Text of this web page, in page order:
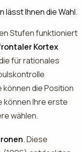
lässt Ihnen die Wahl.
Stufen funktioniert
Kortex
für rationales
können die Position
können Ihre erste
wählen.
. Diese